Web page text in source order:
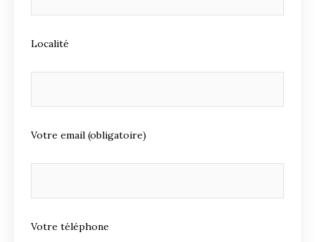
Localité
Votre email (obligatoire)
Votre téléphone